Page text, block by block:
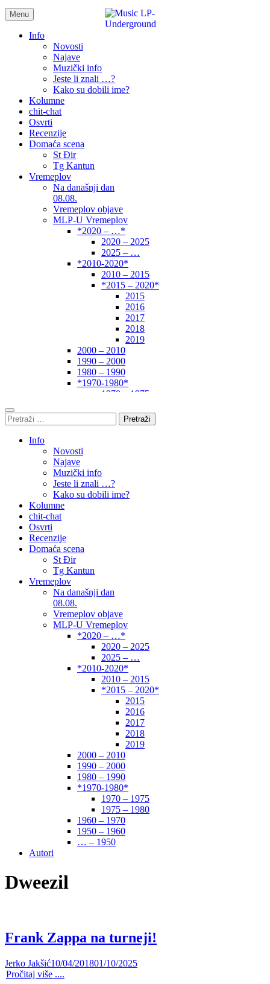
samo muzika i …..
Menu
Info
Novosti
Najave
Muzički info
Jeste li znali …?
Kako su dobili ime?
Kolumne
chit-chat
Osvrti
Recenzije
Domaća scena
St Đir
Tg Kantun
Vremeplov
Na današnji dan
08.08.
Vremeplov objave
MLP-U Vremeplov
*2020 – …*
2020 – 2025
2025 – …
*2010-2020*
2010 – 2015
*2015 – 2020*
2015
2016
2017
2018
2019
2000 – 2010
1990 – 2000
1980 – 1990
*1970-1980*
1970 – 1975
1960 – 1970
1950 – 1960
Autori
Info
Novosti
Najave
Muzički info
Jeste li znali …?
Kako su dobili ime?
Kolumne
chit-chat
Osvrti
Recenzije
Domaća scena
St Đir
Tg Kantun
Vremeplov
Na današnji dan
08.08.
Vremeplov objave
MLP-U Vremeplov
*2020 – …*
2020 – 2025
2025 – …
*2010-2020*
2010 – 2015
*2015 – 2020*
2015
2016
2017
2018
2019
2000 – 2010
1990 – 2000
1980 – 1990
*1970-1980*
1970 – 1975
1975 – 1980
1960 – 1970
1950 – 1960
… – 1950
Autori
Dweezil
Frank Zappa na turneji!
Jerko Jakšić10/04/201801/10/2025
Pročitaj više ....